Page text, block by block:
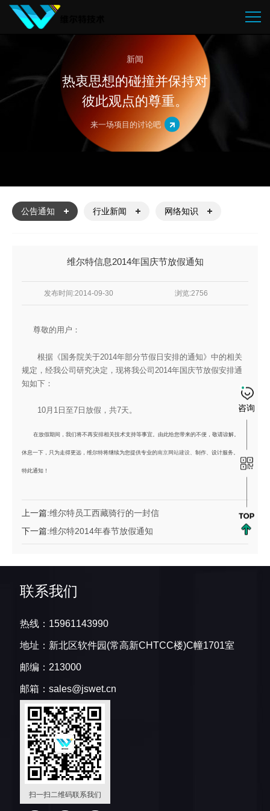
咨询
新闻
热衷思想的碰撞并保持对
彼此观点的尊重。
来一场项目的讨论吧
公告通知 行业新闻 网络知识
维尔特信息2014年国庆节放假通知
发布时间:2014-09-30 浏览:2756
尊敬的用户：
根据《国务院关于2014年部分节假日安排的通知》中的相关
规定，经我公司研究决定，现将我公司2014年国庆节放假安排通
知如下：
10月1日至7日放假，共7天。
在放假期间，我们将不再安排相关技术支持等事宜。由此给您带来的不便，敬请谅解。
休息一下，只为走得更远，维尔特将继续为您提供专业的南京网站建设 、制作、设计服务。
特此通知！
上一篇:维尔特员工西藏骑行的一封信
下一篇:维尔特2014年春节放假通知
联系我们
热线：15961143990
地址：新北区软件园(常高新CHTCC楼)C幢1701室
邮编：213000
邮箱：sales@jswet.cn
扫一扫二维码联系我们